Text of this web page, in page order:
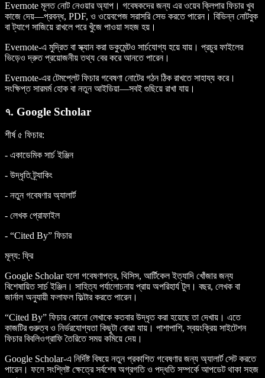
Evernote মূলত নোট নেওয়ার অ্যাপ। গবেষকদের জন্য এর ওয়েব ক্লিপার ফিচার খুব
কাজে দেয়—প্রবন্ধ, PDF, ও ওয়েবপেজ সরাসরি সেভ করতে পারেন। বিভিন্ন নোটবুক
বা ট্যাগে সাজিয়ে রাখলে পরে খুঁজে পাওয়া সহজ হয়।
Evernote-এ মুদ্রিত বা স্ক্যান করা ডকুমেন্টও সার্চযোগ্য হয়ে যায়। প্রচুর ফাইলের
ভিড়েও দ্রুত প্রয়োজনীয় তথ্য বের করে আনতে পারেন।
Evernote-এর টেমপ্লেট ফিচার গবেষণা নোটের গঠন ঠিক রাখতে সাহায্য করে।
সংক্ষিপ্ত সারমর্ম হোক বা নতুন আইডিয়া—সবই গুছিয়ে রাখা যায়।
৭. Google Scholar
শীর্ষ ৫ ফিচার:
- একাডেমিক সার্চ ইঞ্জিন
- উদ্ধৃতি ট্র্যাকিং
- নতুন গবেষণার অ্যালার্ট
- লেখক প্রোফাইল
- “Cited By” ফিচার
মূল্য: ফ্রি
Google Scholar হলো গবেষণাপত্র, থিসিস, আর্টিকেল ইত্যাদি খোঁজার জন্য
বিশেষায়িত সার্চ ইঞ্জিন। সাহিত্য পর্যালোচনায় প্রায় অপরিহার্য টুল। বছর, লেখক বা
জার্নাল অনুযায়ী ফলাফল ফিল্টার করতে পারেন।
“Cited By” ফিচার কোনো লেখাকে কতবার উদ্ধৃত করা হয়েছে তা দেখায়। এতে
কাজটির গুরুত্ব ও নির্ভরযোগ্যতা কিছুটা বোঝা যায়। পাশাপাশি, স্বয়ংক্রিয় সাইটেশন
ফিচার বিবলিওগ্রাফি তৈরিতে সময় কমিয়ে দেয়।
Google Scholar-এ নির্দিষ্ট বিষয়ে নতুন প্রকাশিত গবেষণার জন্য অ্যালার্ট সেট করতে
পারেন। ফলে সংশ্লিষ্ট ক্ষেত্রে সর্বশেষ অগ্রগতি ও পদ্ধতি সম্পর্কে আপডেট থাকা সহজ